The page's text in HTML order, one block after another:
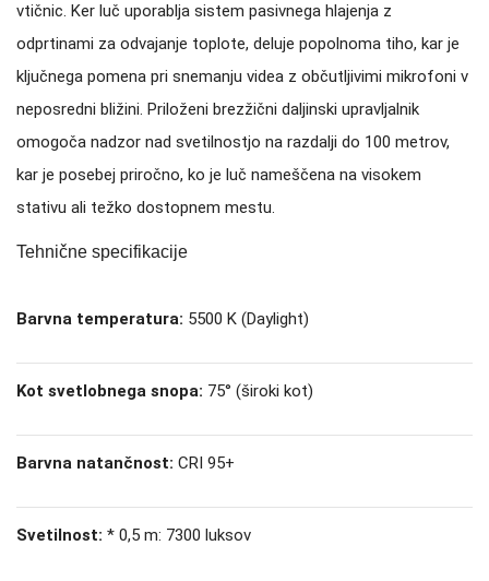
vtičnic. Ker luč uporablja sistem pasivnega hlajenja z
odprtinami za odvajanje toplote, deluje popolnoma tiho, kar je
ključnega pomena pri snemanju videa z občutljivimi mikrofoni v
neposredni bližini. Priloženi brezžični daljinski upravljalnik
omogoča nadzor nad svetilnostjo na razdalji do 100 metrov,
kar je posebej priročno, ko je luč nameščena na visokem
stativu ali težko dostopnem mestu.
Tehnične specifikacije
Barvna temperatura: 5500 K (Daylight)
Kot svetlobnega snopa: 75° (široki kot)
Barvna natančnost: CRI 95+
Svetilnost: * 0,5 m: 7300 luksov